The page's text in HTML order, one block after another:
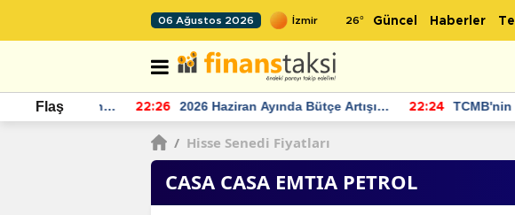
06 Ağustos 2026 26° Güncel Haberler
Flaş 22:26
2026 Haziran Ayında Bütçe Artışı
Yaşandı
22:24
TCMB'nin
momentum
/ Hisse Senedi Fiyatları
CASA CASA EMTIA PETROL